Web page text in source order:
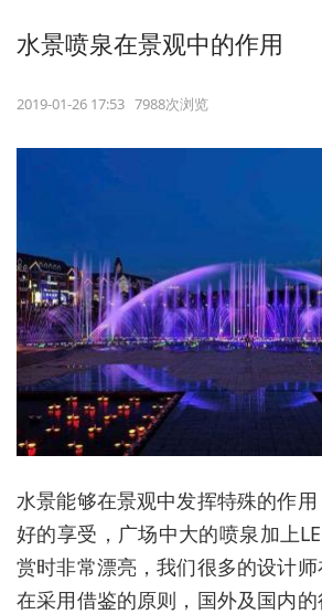
水景喷泉在景观中的作用
2019-01-26 17:53 7988次浏览
水景能够在景观中发挥特殊的作
好的享受，广场中大的喷泉加上
赏时非常漂亮，我们很多的设计
在采用借鉴的原则，国外及国内